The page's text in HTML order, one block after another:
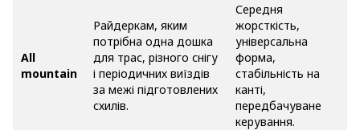
All
mountain
Райдеркам, яким
потрібна одна дошка
для трас, різного снігу
і періодичних виїздів
за межі підготовлених
схилів.
Середня
жорсткість,
універсальна
форма,
стабільність на
канті,
передбачуване
керування.